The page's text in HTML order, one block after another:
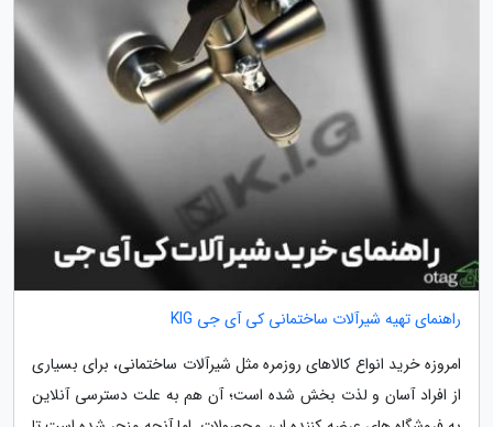
راهنمای تهیه شیرآلات ساختمانی کی آی جی KIG
امروزه خرید انواع کالاهای روزمره مثل شیرآلات ساختمانی، برای بسیاری
از افراد آسان و لذت بخش شده است؛ آن هم به علت دسترسی آنلاین